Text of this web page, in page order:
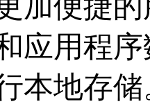
加便捷
应用程
本地存储